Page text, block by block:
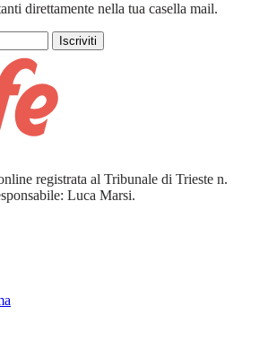
direttamente nella tua casella mail.
Iscriviti
registrata al Tribunale di Trieste n.
Luca Marsi.